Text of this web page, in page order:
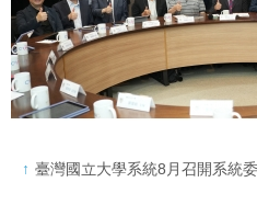
臺灣國立大學系統8月召開系統